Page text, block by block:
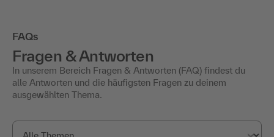
FAQs
Fragen & Antworten
In unserem Bereich Fragen & Antworten (FAQ) findest du
alle Antworten und die häufigsten Fragen zu deinem
ausgewählten Thema.